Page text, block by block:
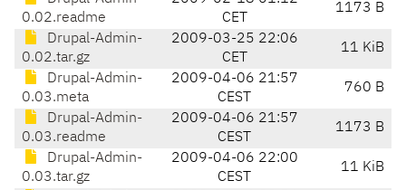
0.02.readme
CET
1173 B
Drupal-Admin-
0.02.tar.gz
2009-03-25 22:06
CET
11 KiB
Drupal-Admin-
0.03.meta
2009-04-06 21:57
CEST
760 B
Drupal-Admin-
0.03.readme
2009-04-06 21:57
CEST
1173 B
Drupal-Admin-
0.03.tar.gz
2009-04-06 22:00
CEST
11 KiB